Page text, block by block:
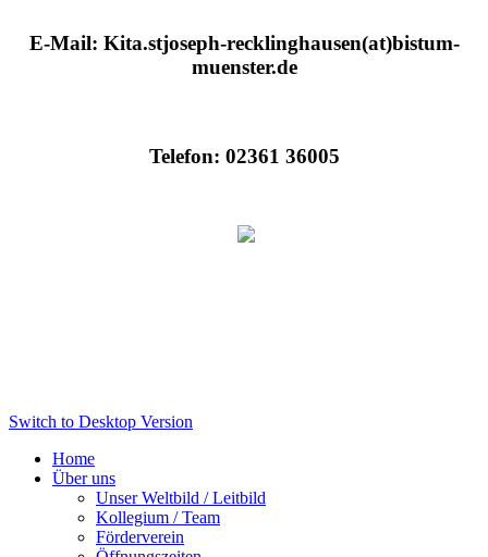
E-Mail: Kita.stjoseph-recklinghausen(at)bistum-
muenster.de
Telefon: 02361 36005
Switch to Desktop Version
Home
Über uns
Unser Weltbild / Leitbild
Kollegium / Team
Förderverein